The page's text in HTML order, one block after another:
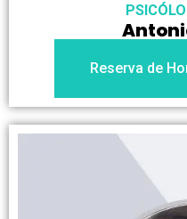
Reserva de